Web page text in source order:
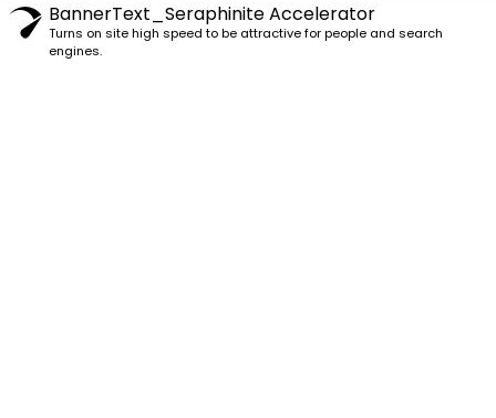
BannerText_Seraphinite Accelerator
Turns on site high speed to be attractive for people and search
engines.